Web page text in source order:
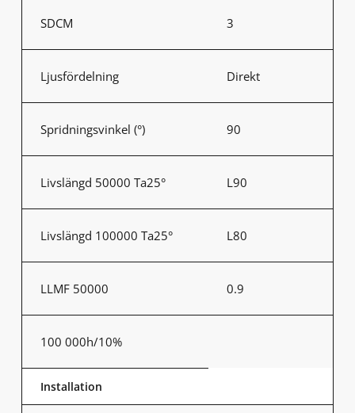
SDCM 3
Ljusfördelning Direkt
Spridningsvinkel (°) 90
Livslängd 50000 Ta25° L90
Livslängd 100000 Ta25° L80
LLMF 50000 0.9
100 000h/10%
Installation